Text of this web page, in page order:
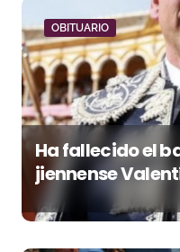
OBITUARIO
Ha fallecido el
jiennense